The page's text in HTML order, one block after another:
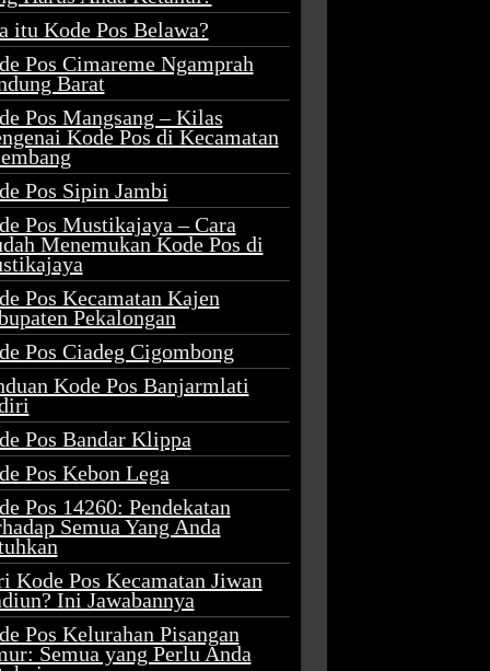
itu Kode Pos Belawa?
Pos Cimareme Ngamprah
Barat
Pos Mangsang – Kilas
Kode Pos di Kecamatan
Pos Sipin Jambi
Pos Mustikajaya – Cara
Menemukan Kode Pos di
Pos Kecamatan Kajen
Pekalongan
Pos Ciadeg Cigombong
Kode Pos Banjarmlati
Pos Bandar Klippa
Pos Kebon Lega
Pos 14260: Pendekatan
Semua Yang Anda
Kode Pos Kecamatan Jiwan
Ini Jawabannya
Pos Kelurahan Pisangan
Semua yang Perlu Anda